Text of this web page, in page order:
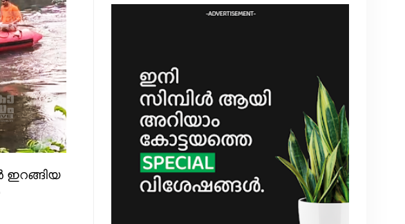
ഇറങ്ങിയ